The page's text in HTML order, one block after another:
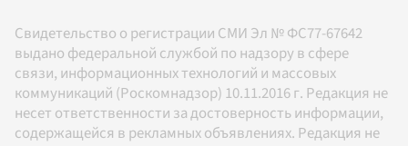
Свидетельство о регистрации СМИ Эл № ФС77-67642
выдано федеральной службой по надзору в сфере
связи, информационных технологий и массовых
коммуникаций (Роскомнадзор) 10.11.2016 г. Редакция не
несет ответственности за достоверность информации,
содержащейся в рекламных объявлениях. Редакция не